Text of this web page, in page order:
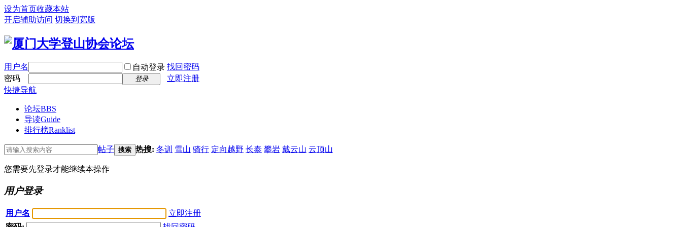
设为首页收藏本站
开启辅助访问 切换到宽版
用户名 自动登录 找回密码
密码
登录
立即注册
快捷导航
论坛BBS
导读Guide
排行榜Ranklist
帖子 搜索 热搜: 冬训 雪山 骑行 定向越野 长泰 攀岩 戴云山 云顶山
您需要先登录才能继续本操作
用户登录
用户名
立即注册